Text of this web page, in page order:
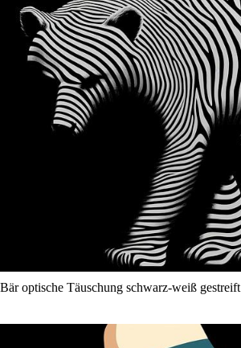
Bär optische Täuschung schwarz-weiß gestreift